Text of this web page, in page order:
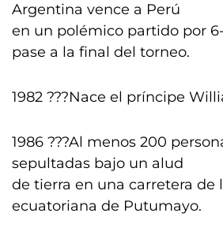
Argentina vence a Perú
en un polémico partido por
pase a la final del torneo.
1982 ???Nace el príncipe
1986 ???Al menos 200
sepultadas bajo un alud
de tierra en una carretera de
ecuatoriana de Putumayo.